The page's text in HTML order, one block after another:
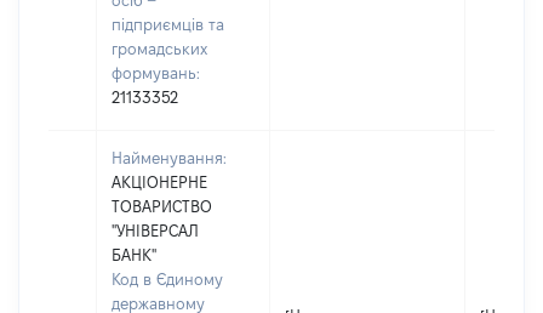
підприємців та
громадських
формувань:
21133352
Найменування:
АКЦІОНЕРНЕ
ТОВАРИСТВО
"УНІВЕРСАЛ
БАНК"
Код в Єдиному
державному